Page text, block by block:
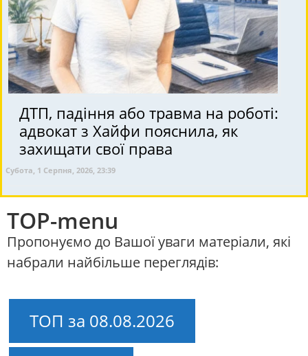
ДТП, падіння або травма на роботі:
адвокат з Хайфи пояснила, як
захищати свої права
Субота, 1 Серпня, 2026, 23:39
TOP-menu
Пропонуємо до Вашої уваги матеріали, які
набрали найбільше переглядів:
ТОП за 08.08.2026